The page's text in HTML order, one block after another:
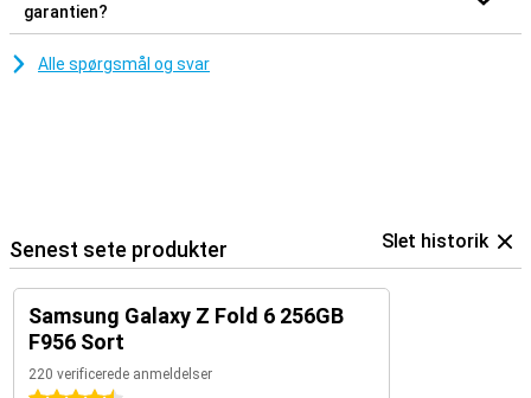
garantien?
Alle spørgsmål og svar
Senest sete produkter Slet historik
Samsung Galaxy Z Fold 6 256GB
F956 Sort
220 verificerede anmeldelser